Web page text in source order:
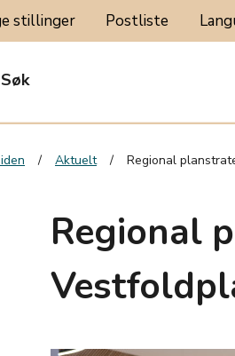
stillinger Postliste
Søk
Aktuelt Regional
Regional